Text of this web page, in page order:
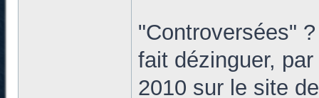
"Controversées"
fait dézinguer,
2010 sur le site